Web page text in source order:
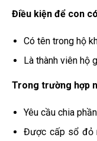
Điều kiện để con
Có tên trong hộ
Là thành viên hộ
Trong trường hợp
Yêu cầu chia
Được cấp sổ đỏ